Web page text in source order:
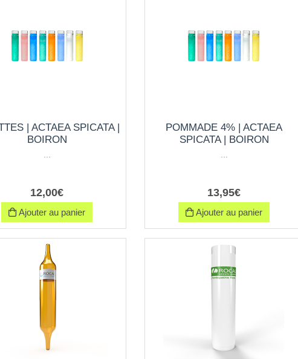
| ACTAEA SPICATA |
BOIRON
12,00€
Ajouter au panier
POMMADE 4% | ACTAEA
SPICATA | BOIRON
13,95€
Ajouter au panier